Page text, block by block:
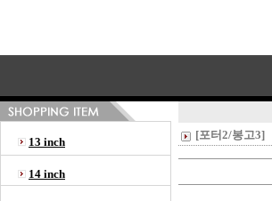
13 inch
14 inch
[포터2/봉고3]